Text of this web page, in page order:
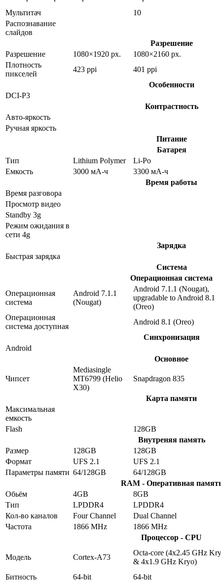
Мультитач
10
Распознавание
слайдов
Разрешение
Разрешение
1080×1920 px.
1080×2160 px.
Плотность
пикселей
423 ppi
401 ppi
Особенности
DCI-P3
Контрастность
Авто-яркость
Ручная яркость
Питание
Батарея
Тип
Lithium Polymer
Li-Po
Емкость
3000 мА-ч
3300 мА-ч
Время работы
Время разговора
Просмотр видео
Standby 3g
Режим ожидания в
сети 4g
Зарядка
Быстрая зарядка
Система
Операционная система
Операционная
система
Android 7.1.1
(Nougat)
Android 7.1.1 (Nougat),
upgradable to Android 8.1
(Oreo)
Операционная
система доступная
Android 8.1 (Oreo)
Синхронизация
Android
Основное
Чипсет
Mediasingle
MT6799 (Helio
X30)
Snapdragon 835
Карта памяти
Максимальная
емкость
Flash
128GB
Внутреняя память
Размер
128GB
128GB
Формат
UFS 2.1
UFS 2.1
Параметры памяти 64/128GB
64/128GB
RAM - Оперативная
Обьём
4GB
8GB
Тип
LPDDR4
LPDDR4
Кол-во каналов
Four Channel
Dual Channel
Частота
1866 MHz
1866 MHz
Процессор - CPU
Модель Cortex-A73
Octa-core (4x2.45 GHz
& 4x1.9 GHz Kryo)
Битность
64-bit
64-bit